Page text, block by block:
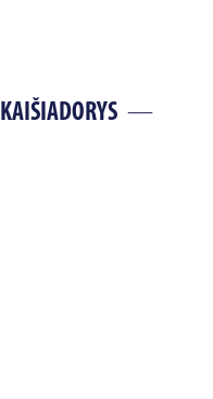
KAIŠIADORYS